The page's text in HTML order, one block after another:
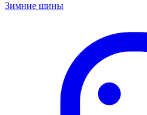
Зимние шины